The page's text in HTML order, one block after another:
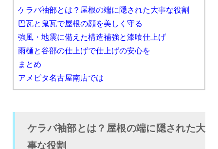
ケラバ袖部とは？屋根の端に隠された大事な役割
巴瓦と鬼瓦で屋根の顔を美しく守る
強風・地震に備えた構造補強と漆喰仕上げ
雨樋と谷部の仕上げで仕上げの安心を
まとめ
アメピタ名古屋南店では
ケラバ袖部とは？屋根の端に隠された大
事な役割